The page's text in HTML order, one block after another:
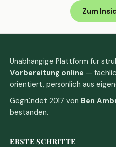
Zum
Unabhängige Plattform für
Vorbereitung online —
orientiert, persönlich aus
Gegründet 2017 von Ben
bestanden.
ERSTE SCHRITTE